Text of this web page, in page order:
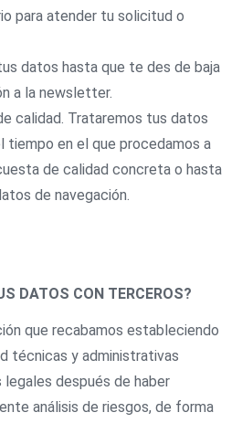
para atender tu solicitud o
datos hasta que te des de baja
a la newsletter.
calidad. Trataremos tus datos
tiempo en el que procedamos a
de calidad concreta o hasta
de navegación.
DATOS CON TERCEROS?
que recabamos estableciendo
técnicas y administrativas
legales después de haber
análisis de riesgos, de forma